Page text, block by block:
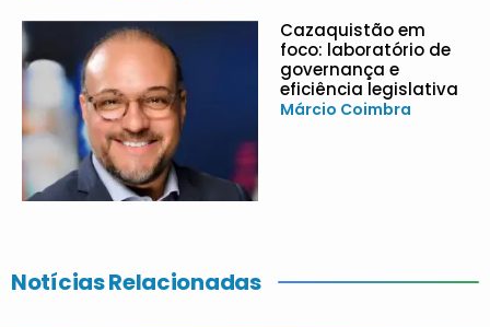
Cazaquistão em
foco: laboratório de
governança e
eficiência legislativa
Márcio Coimbra
Notícias Relacionadas